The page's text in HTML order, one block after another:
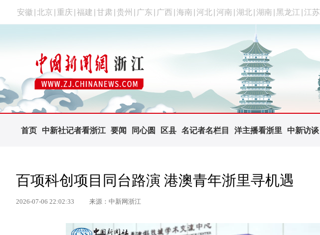
安徽 北京 重庆 福建 甘肃 贵州 广东 广西 海南 河北 河南 湖北 湖南 黑龙江 江苏
首页 中新社记者看浙江 要闻 同心圆 区县 名记者名栏目 洋主播看浙里 中新访谈
百项科创项目同台路演 港澳青年浙里寻机遇
2026-07-06 22:02:33 来源：中新网浙江